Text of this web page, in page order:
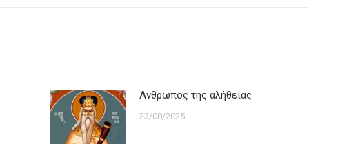
Άνθρωπος της αλήθειας
23/08/2025